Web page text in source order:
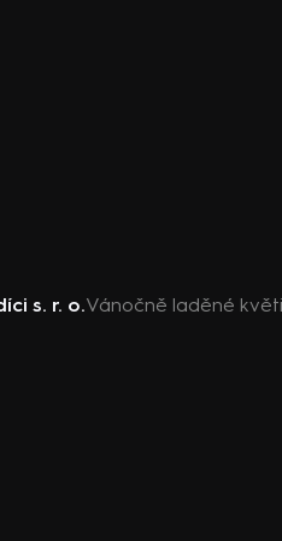
s. r. o.Vánočně laděné